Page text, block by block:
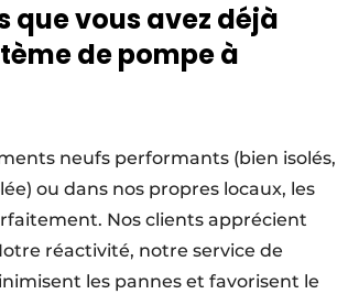
que vous avez déjà
de pompe à
neufs performants (bien isolés,
ou dans nos propres locaux, les
Nos clients apprécient
réactivité, notre service de
les pannes et favorisent le